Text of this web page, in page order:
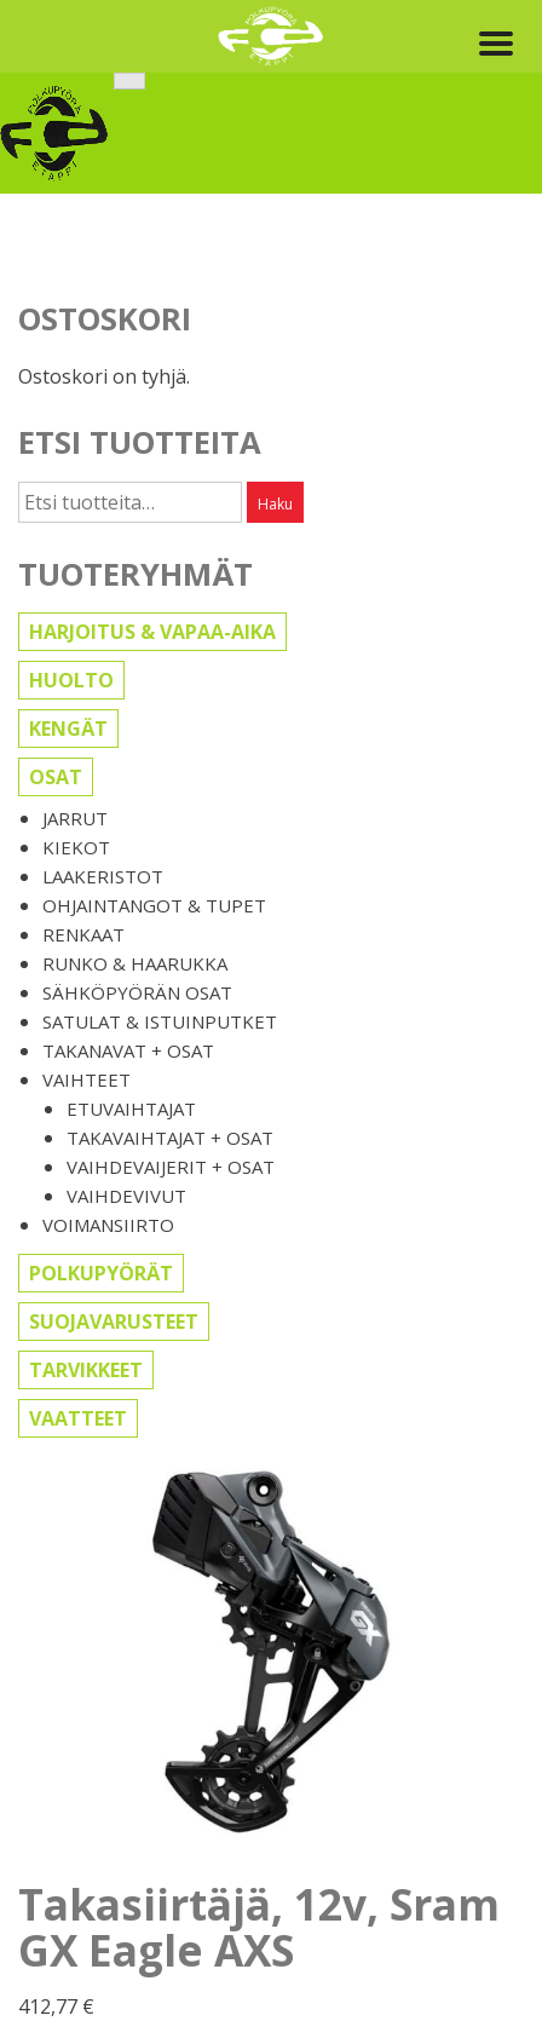
content
OSTOSKORI
Ostoskori on tyhjä.
ETSI TUOTTEITA
Etsi: Haku
TUOTERYHMÄT
HARJOITUS & VAPAA-AIKA
HUOLTO
KENGÄT
OSAT
JARRUT
KIEKOT
LAAKERISTOT
OHJAINTANGOT & TUPET
RENKAAT
RUNKO & HAARUKKA
SÄHKÖPYÖRÄN OSAT
SATULAT & ISTUINPUTKET
TAKANAVAT + OSAT
VAIHTEET
ETUVAIHTAJAT
TAKAVAIHTAJAT + OSAT
VAIHDEVAIJERIT + OSAT
VAIHDEVIVUT
VOIMANSIIRTO
POLKUPYÖRÄT
SUOJAVARUSTEET
TARVIKKEET
VAATTEET
Takasiirtäjä, 12v, Sram
GX Eagle AXS
412,77 €